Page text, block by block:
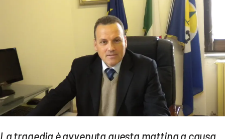
AMBIENTE
Streaming
LAC TV
LAC NETWORK
LAC ONAIR
La tragedia è avvenuta questa mattina a causa